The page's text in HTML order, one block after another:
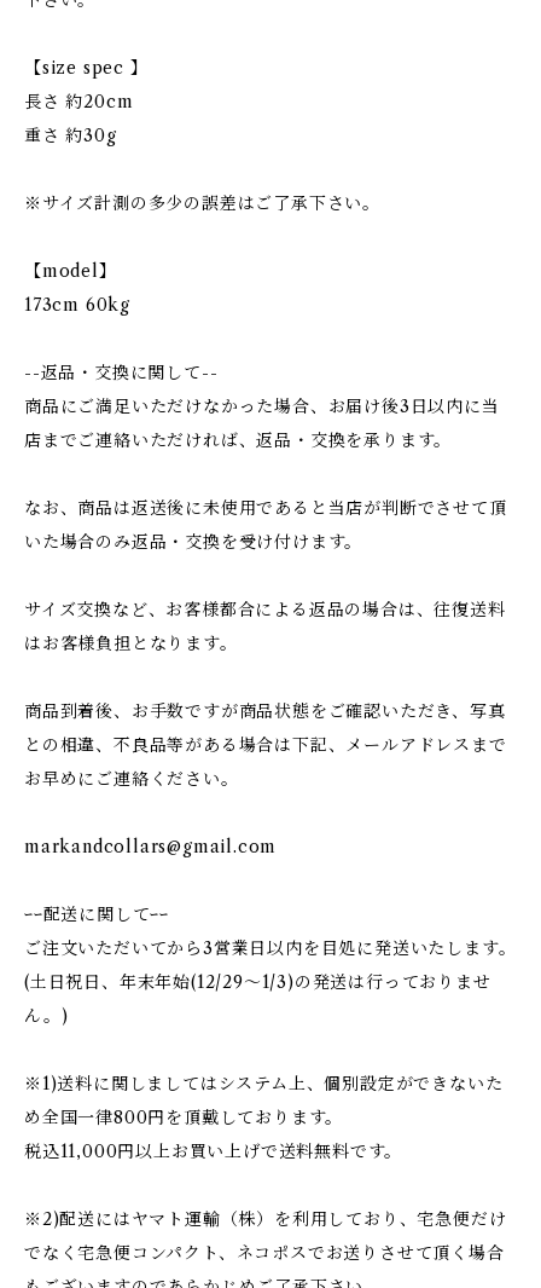
【size spec 】
長さ 約20cm
重さ 約30g
※サイズ計測の多少の誤差はご了承下さい。
【model】
173cm 60kg
--返品・交換に関して--
商品にご満足いただけなかった場合、お届け後3日以内に当
店までご連絡いただければ、返品・交換を承ります。
なお、商品は返送後に未使用であると当店が判断でさせて頂
いた場合のみ返品・交換を受け付けます。
サイズ交換など、お客様都合による返品の場合は、往復送料
はお客様負担となります。
商品到着後、お手数ですが商品状態をご確認いただき、写真
との相違、不良品等がある場合は下記、メールアドレスまで
お早めにご連絡ください。
markandcollars@gmail.com
ｰｰ配送に関してｰｰ
ご注文いただいてから3営業日以内を目処に発送いたします。
(土日祝日、年末年始(12/29〜1/3)の発送は行っておりませ
ん。)
※1)送料に関しましてはシステム上、個別設定ができないた
め全国一律800円を頂戴しております。
税込11,000円以上お買い上げで送料無料です。
※2)配送にはヤマト運輸（株）を利用しており、宅急便だけ
でなく宅急便コンパクト、ネコポスでお送りさせて頂く場合